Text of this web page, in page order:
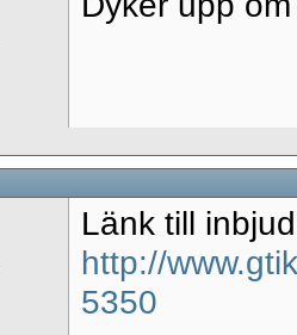
Länk till
http://
5350